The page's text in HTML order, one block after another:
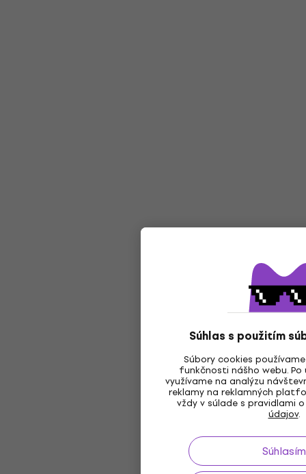
Súhlas s použitím
Súbory cookies
funkčnosti nášho webu. Po
využívame na analýzu
reklamy na reklamných
vždy v súlade s pravidlami
údajov.
Súhlasím